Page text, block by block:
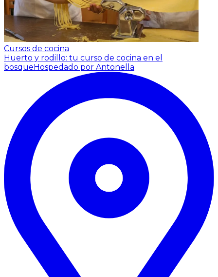
Cursos de cocina
Huerto y rodillo: tu curso de cocina en el
bosqueHospedado por Antonella